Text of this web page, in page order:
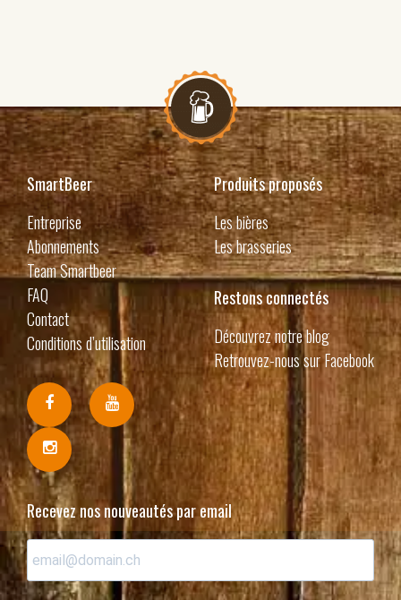
SmartBeer
Entreprise
Abonnements
Team Smartbeer
FAQ
Contact
Conditions d’utilisation
Produits proposés
Les bières
Les brasseries
Restons connectés
Découvrez notre blog
Retrouvez-nous sur Facebook
Recevez nos nouveautés par email